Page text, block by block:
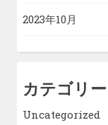
2023年10月
カテゴリー
Uncategorized